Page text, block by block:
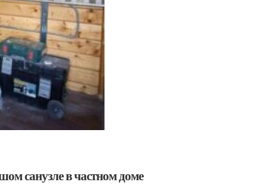
санузле в частном доме